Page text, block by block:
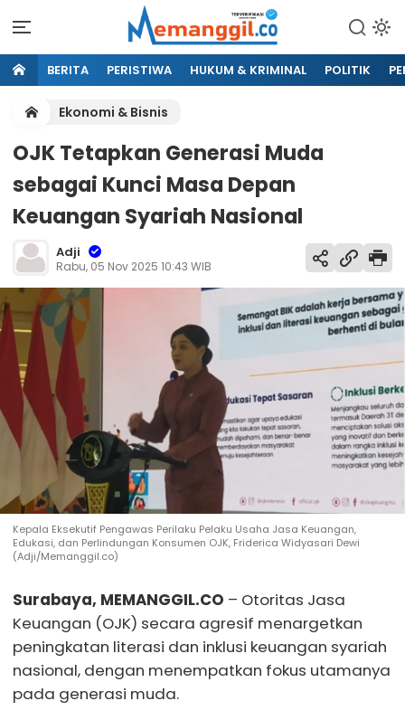
BERITA PERISTIWA HUKUM & KRIMINAL POLITIK
Ekonomi & Bisnis
OJK Tetapkan Generasi Muda
sebagai Kunci Masa Depan
Keuangan Syariah Nasional
Adji
Rabu, 05 Nov 2025 10:43 WIB
Kepala Eksekutif Pengawas Perilaku Pelaku Usaha Jasa Keuangan,
Edukasi, dan Perlindungan Konsumen OJK, Friderica Widyasari Dewi
(Adji/Memanggil.co)
Surabaya, MEMANGGIL.CO – Otoritas Jasa
Keuangan (OJK) secara agresif menargetkan
peningkatan literasi dan inklusi keuangan syariah
nasional, dengan menempatkan fokus utamanya
pada generasi muda.